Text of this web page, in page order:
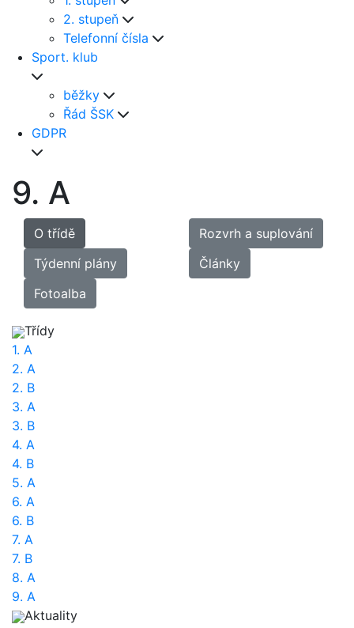
2. stupeň
Telefonní čísla
Sport. klub
běžky
Řád ŠSK
GDPR
9. A
O třídě
Rozvrh a suplování
Týdenní plány
Články
Fotoalba
Třídy
1. A
2. A
2. B
3. A
3. B
4. A
4. B
5. A
6. A
6. B
7. A
7. B
8. A
9. A
Aktuality